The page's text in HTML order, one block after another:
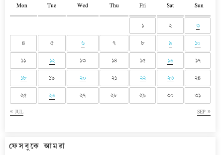
Mon Tue Wed Thu Fri Sat Sun
« JUL SEP »
১ ২ ৩
৪ ৫ ৬ ৭ ৮ ৯ ১০
১১ ১২ ১৩ ১৪ ১৫ ১৬ ১৭
১৮ ১৯ ২০ ২১ ২২ ২৩ ২৪
২৫ ২৬ ২৭ ২৮ ২৯ ৩০ ৩১
ফেসবুকে আমরা